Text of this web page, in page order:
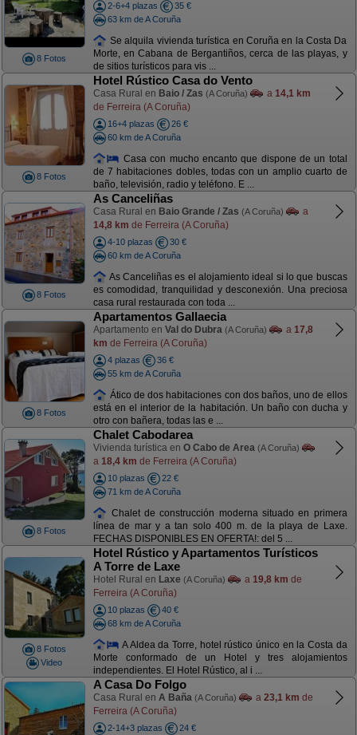
8 Fotos
2-6+4 plazas
35 €
63 km de A Coruña
Se alquila vivienda turística en Coruña en la Costa Da
Morte, en Cabana de Bergantiños, cerca de las playas, y
de sitios turísticos para vis ...
8 Fotos
Hotel Rústico Casa do Vento
Casa Rural en Baio / Zas (A Coruña) a 14,1 km
de Ferreira (A Coruña)
16+4 plazas
26 €
60 km de A Coruña
Casa con mucho encanto que dispone de un total
de 7 habitaciones dobles, todas con un amplio cuarto de
baño, televisión, radio y teléfono. E ...
8 Fotos
As Canceliñas
Casa Rural en Baio Grande / Zas (A Coruña)
a
14,8 km de Ferreira (A Coruña)
4-10 plazas
30 €
60 km de A Coruña
As Canceliñas es el alojamiento ideal si lo que buscas
es comodidad, tranquilidad y desconexión. Una preciosa
casa rural restaurada con toda ...
8 Fotos
Apartamentos Gallaecia
Apartamento en Val do Dubra (A Coruña) a 17,8
km de Ferreira (A Coruña)
4 plazas
36 €
55 km de A Coruña
Ático de dos habitaciones con dos baños, uno de ellos
está en el interior de la habitación. Un baño con ducha y
otro con bañera, todas las e ...
8 Fotos
Chalet Cabodarea
Vivienda turística en O Cabo de Area (A Coruña)
a 18,4 km de Ferreira (A Coruña)
10 plazas
22 €
71 km de A Coruña
Chalet de construcción moderna situado en primera
línea de mar y a tan solo 400 m. de la playa de Laxe.
FECHAS DISPONIBLES EN OFERTA!: del 5 ...
8 Fotos
Video
Hotel Rústico y Apartamentos Turísticos
A Torre de Laxe
Hotel Rural en Laxe (A Coruña) a 19,8 km de
Ferreira (A Coruña)
10 plazas
40 €
68 km de A Coruña
A Aldea da Torre, hotel rústico único en la Costa da
Morte conformado de un Hotel y tres alojamientos
independientes. El Hotel Rústico, al i ...
A Casa Do Folgo
Casa Rural en A Baña (A Coruña) a 23,1 km de
Ferreira (A Coruña)
2-14+3 plazas
24 €